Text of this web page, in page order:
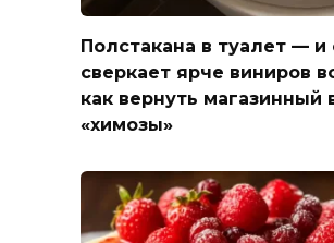
Полстакана в туалет — и
сверкает ярче виниров
как вернуть магазинный
«химозы»